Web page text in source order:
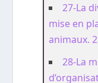
27-La
mise en
animaux.
28-La